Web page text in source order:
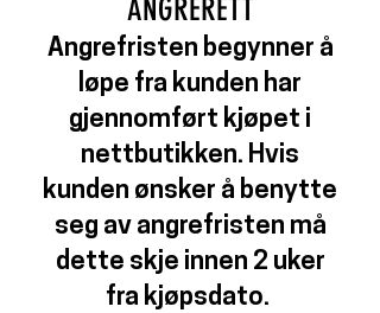
ANGRERETT
Angrefristen begynner å
løpe fra kunden har
gjennomført kjøpet i
nettbutikken. Hvis
kunden ønsker å benytte
seg av angrefristen må
dette skje innen 2 uker
fra kjøpsdato.